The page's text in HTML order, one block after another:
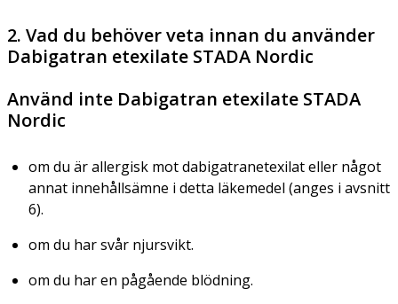
2. Vad du behöver veta innan du använder
Dabigatran etexilate STADA Nordic
Använd inte Dabigatran etexilate STADA
Nordic
om du är allergisk mot dabigatranetexilat eller något
annat innehållsämne i detta läkemedel (anges i avsnitt
6).
om du har svår njursvikt.
om du har en pågående blödning.